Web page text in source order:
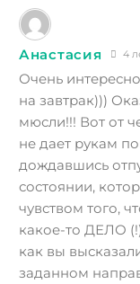
Анастасия 4
Очень
на завтрак)))
мюсли!!! Вот от
не дает рукам
дождавшись
состоянии,
чувством того,
какое-то ДЕЛО
как вы
заданном